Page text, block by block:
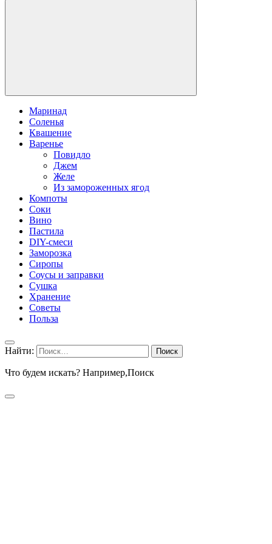
Маринад
Соленья
Квашение
Варенье
Повидло
Джем
Желе
Из замороженных ягод
Компоты
Соки
Вино
Пастила
DIY-смеси
Заморозка
Сиропы
Соусы и заправки
Сушка
Хранение
Советы
Польза
Найти:
Что будем искать? Например,Поиск